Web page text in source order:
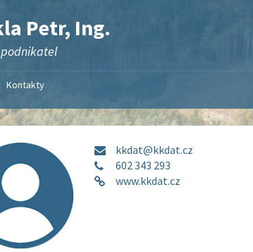
Petr, Ing.
podnikatel
Kontakty
kkdat@kkdat.cz
602 343 293
www.kkdat.cz